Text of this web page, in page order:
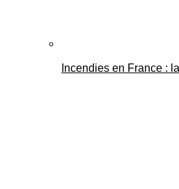
Incendies en France :